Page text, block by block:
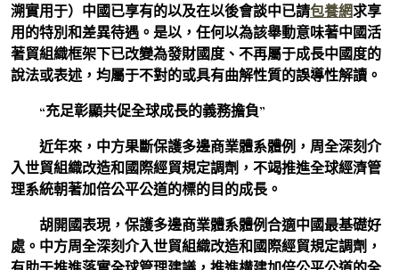
溯實用于）中國已享有的以及在以後會談中已請包養網求享
用的特別和差異待遇。是以，任何以為該舉動意味著中國活
著貿組織框架下已改變為發財國度、不再屬于成長中國度的
說法或表述，均屬于不對的或具有曲解性質的誤導性解讀。
“充足彰顯共促全球成長的義務擔負”
近年來，中方果斷保護多邊商業體系體例，周全深刻介
入世貿組織改造和國際經貿規定調劑，不竭推進全球經濟管
理系統朝著加倍公平公道的標的目的成長。
胡開國表現，保護多邊商業體系體例合適中國最基礎好
處。中方周全深刻介入世貿組織改造和國際經貿規定調劑，